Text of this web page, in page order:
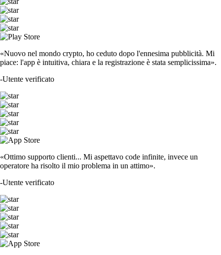
«Nuovo nel mondo crypto, ho ceduto dopo l'ennesima pubblicità. Mi
piace: l'app è intuitiva, chiara e la registrazione è stata semplicissima».
-Utente verificato
«Ottimo supporto clienti... Mi aspettavo code infinite, invece un
operatore ha risolto il mio problema in un attimo».
-Utente verificato